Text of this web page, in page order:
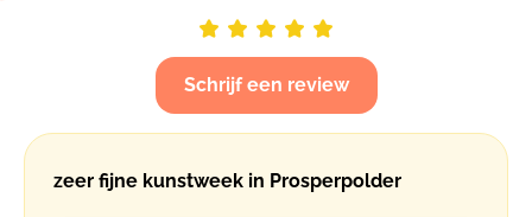
Schrijf een review
zeer fijne kunstweek in Prosperpolder